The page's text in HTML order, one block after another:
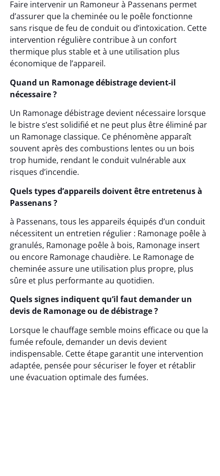
Faire intervenir un Ramoneur à Passenans permet
d’assurer que la cheminée ou le poêle fonctionne
sans risque de feu de conduit ou d’intoxication. Cette
intervention régulière contribue à un confort
thermique plus stable et à une utilisation plus
économique de l’appareil.
Quand un Ramonage débistrage devient-il
nécessaire ?
Un Ramonage débistrage devient nécessaire lorsque
le bistre s’est solidifié et ne peut plus être éliminé par
un Ramonage classique. Ce phénomène apparaît
souvent après des combustions lentes ou un bois
trop humide, rendant le conduit vulnérable aux
risques d’incendie.
Quels types d’appareils doivent être entretenus à
Passenans ?
à Passenans, tous les appareils équipés d’un conduit
nécessitent un entretien régulier : Ramonage poêle à
granulés, Ramonage poêle à bois, Ramonage insert
ou encore Ramonage chaudière. Le Ramonage de
cheminée assure une utilisation plus propre, plus
sûre et plus performante au quotidien.
Quels signes indiquent qu’il faut demander un
devis de Ramonage ou de débistrage ?
Lorsque le chauffage semble moins efficace ou que la
fumée refoule, demander un devis devient
indispensable. Cette étape garantit une intervention
adaptée, pensée pour sécuriser le foyer et rétablir
une évacuation optimale des fumées.